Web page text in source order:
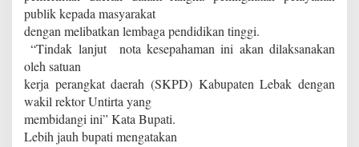
publik kepada masyarakat
dengan melibatkan lembaga pendidikan tinggi.
“Tindak lanjut
nota kesepahaman ini akan dilaksanakan
oleh satuan
kerja perangkat daerah (SKPD) Kabupaten Lebak dengan
wakil rektor Untirta yang
membidangi ini” Kata Bupati.
Lebih jauh bupati mengatakan